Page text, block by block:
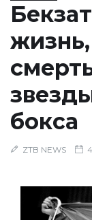
бокса
ZTB NEWS